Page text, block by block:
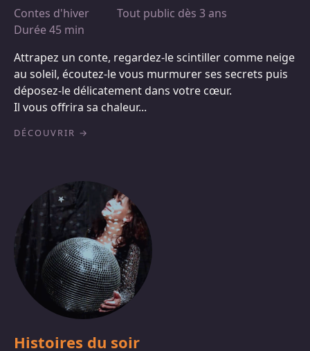
Contes d'hiver
Tout public dès 3 ans
Durée 45 min
Attrapez un conte, regardez-le scintiller comme neige
au soleil, écoutez-le vous murmurer ses secrets puis
déposez-le délicatement dans votre cœur.
Il vous offrira sa chaleur...
DÉCOUVRIR
Histoires du soir